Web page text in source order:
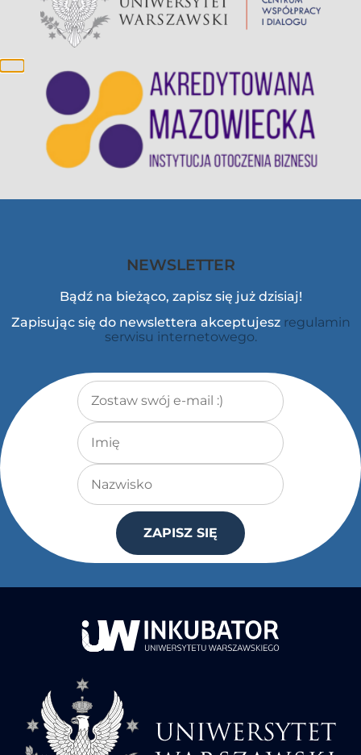
NEWSLETTER
Bądź na bieżąco, zapisz się już dzisiaj!
Zapisując się do newslettera akceptujesz regulamin
serwisu internetowego.
Adres e-mail*
Imię
Nazwisko
ZAPISZ SIĘ